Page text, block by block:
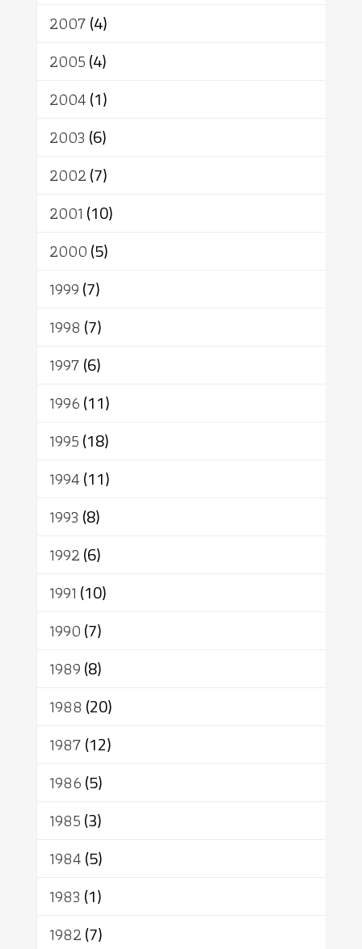
2007(4)
2005(4)
2004(1)
2003 (6)
2002(7)
2001 (10)
2000(5)
1999(7)
1998 (7)
1997(6)
1996(11)
1995(18)
1994(11)
1993 (8)
1992(6)
1991 (10)
1990(7)
1989(8)
1988 (20)
1987(12)
1986(5)
1985(3)
1984(5)
1983 (1)
1982(7)